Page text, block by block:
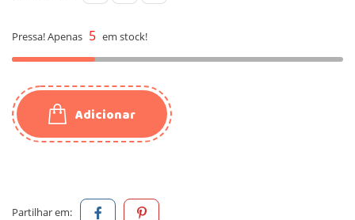
Pressa! Apenas 5 em stock!
Adicionar
Partilhar em: